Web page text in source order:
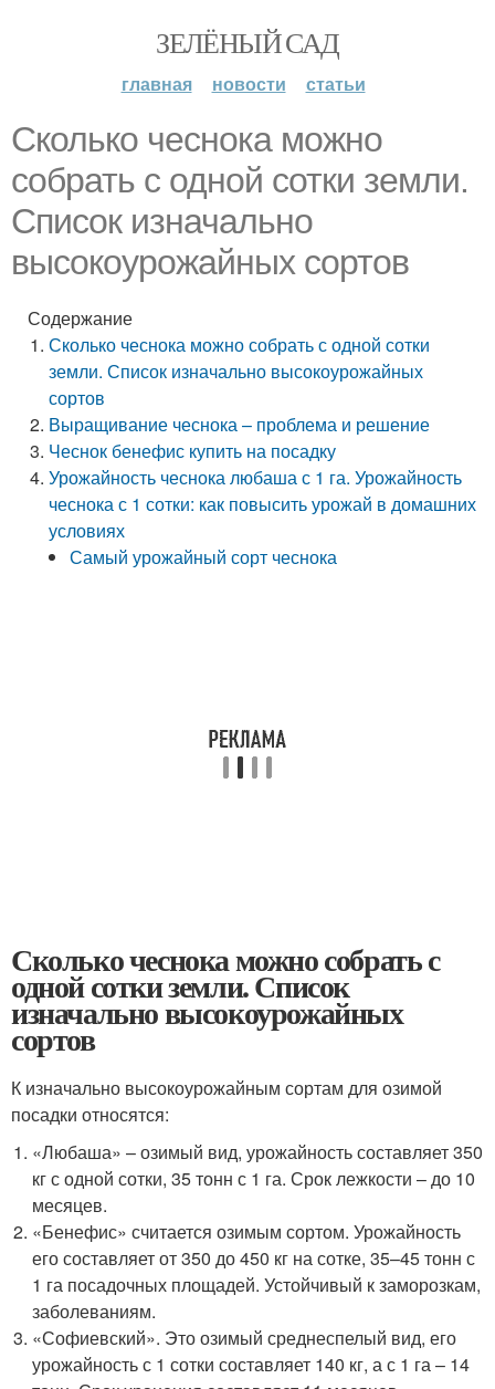
ЗЕЛЁНЫЙ САД
главная новости статьи
Сколько чеснока можно
собрать с одной сотки земли.
Список изначально
высокоурожайных сортов
Содержание
Сколько чеснока можно собрать с одной сотки
земли. Список изначально высокоурожайных
сортов
Выращивание чеснока – проблема и решение
Чеснок бенефис купить на посадку
Урожайность чеснока любаша с 1 га. Урожайность
чеснока с 1 сотки: как повысить урожай в домашних
условиях
Самый урожайный сорт чеснока
Сколько чеснока можно собрать с
одной сотки земли. Список
изначально высокоурожайных
сортов
К изначально высокоурожайным сортам для озимой
посадки относятся:
«Любаша» – озимый вид, урожайность составляет 350
кг с одной сотки, 35 тонн с 1 га. Срок лежкости – до 10
месяцев.
«Бенефис» считается озимым сортом. Урожайность
его составляет от 350 до 450 кг на сотке, 35–45 тонн с
1 га посадочных площадей. Устойчивый к заморозкам,
заболеваниям.
«Софиевский». Это озимый среднеспелый вид, его
урожайность с 1 сотки составляет 140 кг, а с 1 га – 14